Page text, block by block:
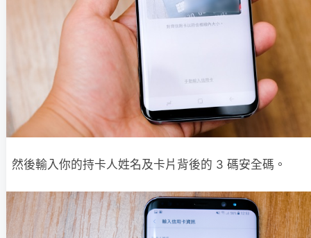
然後輸入你的持卡人姓名及卡片背後的 3 碼安全碼。